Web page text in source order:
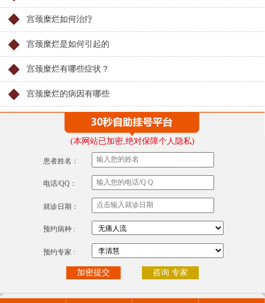
宫颈糜烂如何治疗
宫颈糜烂是如何引起的
宫颈糜烂有哪些症状？
宫颈糜烂的病因有哪些
(本网站已加密,绝对保障个人隐私)
患者姓名：
电话/QQ：
就诊日期：
预约病种 :
预约专家 :
咨询 专家